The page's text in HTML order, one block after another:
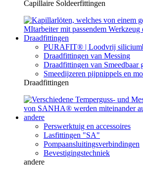
Capillaire Soldeerfittingen
Draadfittingen
PURAFIT® | Loodvrij
Draadfittingen van Messing
Draadfittingen van Smeedbaar
Smeedijzeren pijpnippels en
Draadfittingen
andere
Perswerktuig en accessoires
Lasfittingen "SA"
Pompaansluitingsverbindingen
Bevestigingstechniek
andere